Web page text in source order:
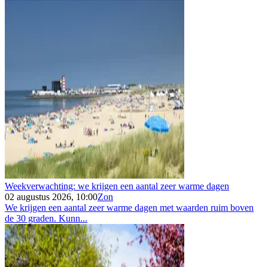
Weekverwachting: we krijgen een aantal zeer warme dagen
02 augustus 2026, 10:00Zon
We krijgen een aantal zeer warme dagen met waarden ruim boven
de 30 graden. Kunn...